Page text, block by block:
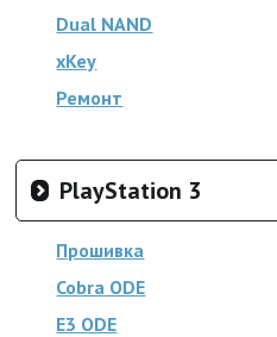
Dual NAND
xKey
Ремонт
PlayStation 3
Прошивка
Cobra ODE
E3 ODE